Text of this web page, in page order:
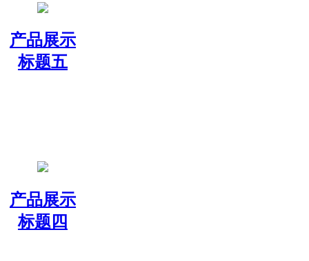
产品展示
标题五
产品展示
标题四